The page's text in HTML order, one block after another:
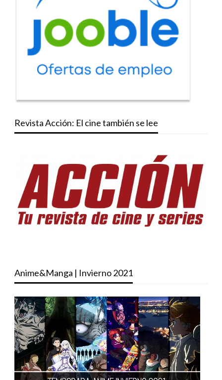
Revista Acción: El cine también se lee
Anime&Manga | Invierno 2021